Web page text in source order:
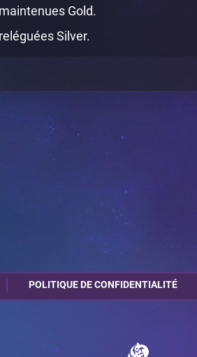
Gold.
Silver.
POLITIQUE DE CONFIDENTIALITÉ